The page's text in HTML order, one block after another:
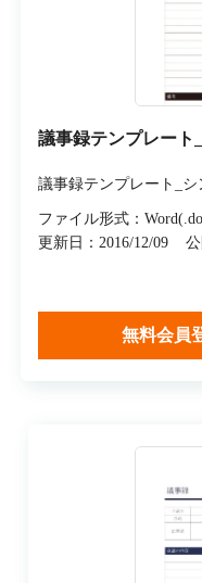
議事録テンプレート
議事録テンプレート_
ファイル形式：
更新日：2016/12/09
無料会員